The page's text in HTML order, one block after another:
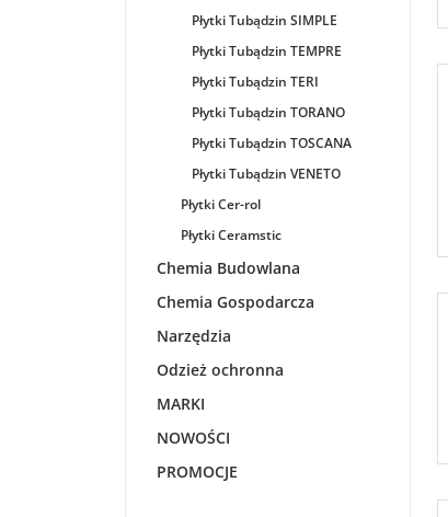
Płytki Tubądzin SIMPLE
Płytki Tubądzin TEMPRE
Płytki Tubądzin TERI
Płytki Tubądzin TORANO
Płytki Tubądzin TOSCANA
Płytki Tubądzin VENETO
Płytki Cer-rol
Płytki Ceramstic
Chemia Budowlana
Chemia Gospodarcza
Narzędzia
Odzież ochronna
MARKI
NOWOŚCI
PROMOCJE